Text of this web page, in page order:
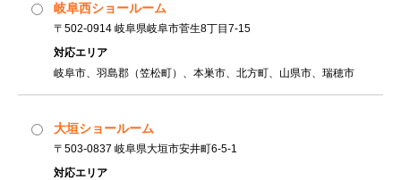
岐阜西ショールーム
〒502-0914 岐阜県岐阜市菅生8丁目7-15
対応エリア
岐阜市、羽島郡（笠松町）、本巣市、北方町、山県市、瑞穂市
大垣ショールーム
〒503-0837 岐阜県大垣市安井町6-5-1
対応エリア